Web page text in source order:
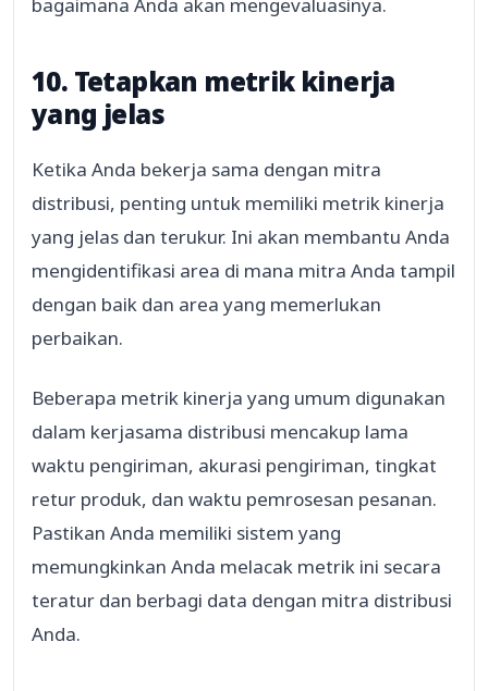
bagaimana Anda akan mengevaluasinya.
10. Tetapkan metrik kinerja
yang jelas
Ketika Anda bekerja sama dengan mitra
distribusi, penting untuk memiliki metrik kinerja
yang jelas dan terukur. Ini akan membantu Anda
mengidentifikasi area di mana mitra Anda tampil
dengan baik dan area yang memerlukan
perbaikan.
Beberapa metrik kinerja yang umum digunakan
dalam kerjasama distribusi mencakup lama
waktu pengiriman, akurasi pengiriman, tingkat
retur produk, dan waktu pemrosesan pesanan.
Pastikan Anda memiliki sistem yang
memungkinkan Anda melacak metrik ini secara
teratur dan berbagi data dengan mitra distribusi
Anda.